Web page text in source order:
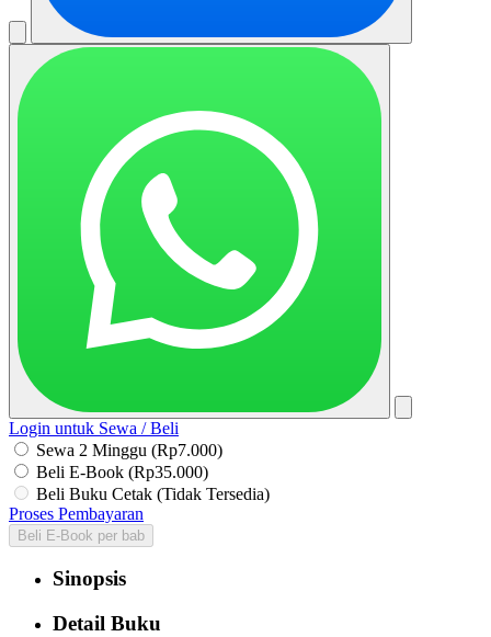
Login untuk Sewa / Beli
Sewa 2 Minggu (Rp7.000)
Beli E-Book (Rp35.000)
Beli Buku Cetak (Tidak Tersedia)
Proses Pembayaran
Beli E-Book per bab
Sinopsis
Detail Buku